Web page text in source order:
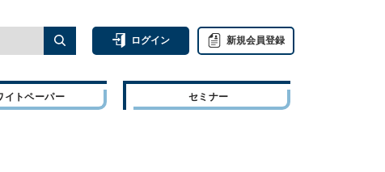
ログイン 新規会員登録
イトペーパー セミナー